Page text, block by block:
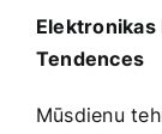
Raksti
Mājai un
Mājražotājiem
Elektronikas
Tendences
Mūsdienu